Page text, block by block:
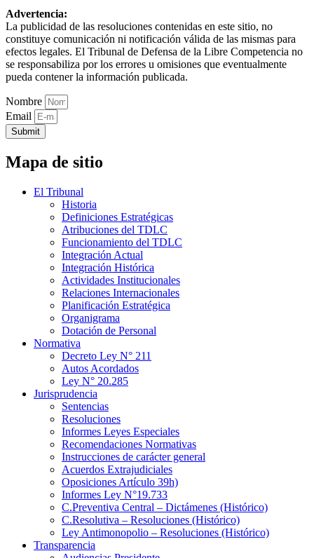
Advertencia:
La publicidad de las resoluciones contenidas en este sitio, no
constituye comunicación ni notificación válida de las mismas para
efectos legales. El Tribunal de Defensa de la Libre Competencia no
se responsabiliza por los errores u omisiones que eventualmente
pueda contener la información publicada.
Nombre
Email
Submit
Mapa de sitio
El Tribunal
Historia
Definiciones Estratégicas
Atribuciones del TDLC
Funcionamiento del TDLC
Integración Actual
Integración Histórica
Actividades Institucionales
Relaciones Internacionales
Planificación Estratégica
Organigrama
Dotación de Personal
Normativa
Decreto Ley N° 211
Autos Acordados
Ley N° 20.285
Jurisprudencia
Sentencias
Resoluciones
Informes Leyes Especiales
Recomendaciones Normativas
Instrucciones de carácter general
Acuerdos Extrajudiciales
Oposiciones Artículo 39h)
Informes Ley N°19.733
C.Preventiva Central – Dictámenes (Histórico)
C.Resolutiva – Resoluciones (Histórico)
Ley Antimonopolio – Resoluciones (Histórico)
Transparencia